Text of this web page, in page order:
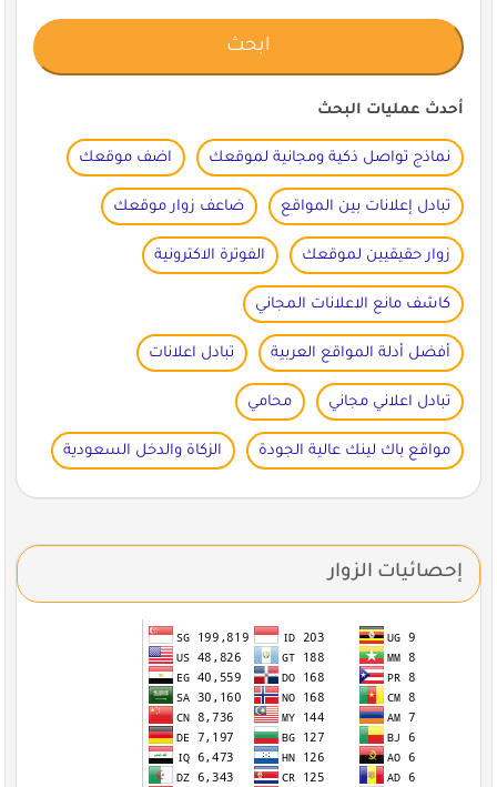
أحدث عمليات البحث
نماذج تواصل ذكية ومجانية لموقعك اضف موقعك
تبادل إعلانات بين المواقع ضاعف زوار موقعك
زوار حقيقيين لموقعك الفوترة الاكترونية
كاشف مانع الاعلانات المجاني
أفضل أدلة المواقع العربية تبادل اعلانات
تبادل اعلاني مجاني محامي
مواقع باك لينك عالية الجودة الزكاة والدخل السعودية
إحصائيات الزوار